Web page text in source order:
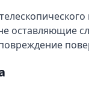
оставляющие